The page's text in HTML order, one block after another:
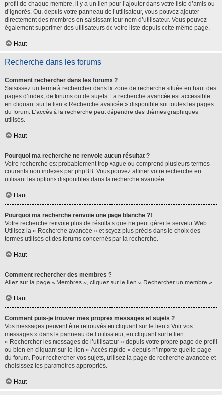
profil de chaque membre, il y a un lien pour l’ajouter dans votre liste d’amis ou
d’ignorés. Ou, depuis votre panneau de l’utilisateur, vous pouvez ajouter
directement des membres en saisissant leur nom d’utilisateur. Vous pouvez
également supprimer des utilisateurs de votre liste depuis cette même page.
Haut
Recherche dans les forums
Comment rechercher dans les forums ?
Saisissez un terme à rechercher dans la zone de recherche située en haut des
pages d’index, de forums ou de sujets. La recherche avancée est accessible
en cliquant sur le lien « Recherche avancée » disponible sur toutes les pages
du forum. L’accès à la recherche peut dépendre des thèmes graphiques
utilisés.
Haut
Pourquoi ma recherche ne renvoie aucun résultat ?
Votre recherche est probablement trop vague ou comprend plusieurs termes
courants non indexés par phpBB. Vous pouvez affiner votre recherche en
utilisant les options disponibles dans la recherche avancée.
Haut
Pourquoi ma recherche renvoie une page blanche ?!
Votre recherche renvoie plus de résultats que ne peut gérer le serveur Web.
Utilisez la « Recherche avancée » et soyez plus précis dans le choix des
termes utilisés et des forums concernés par la recherche.
Haut
Comment rechercher des membres ?
Allez sur la page « Membres », cliquez sur le lien « Rechercher un membre ».
Haut
Comment puis-je trouver mes propres messages et sujets ?
Vos messages peuvent être retrouvés en cliquant sur le lien « Voir vos
messages » dans le panneau de l’utilisateur, en cliquant sur le lien
« Rechercher les messages de l’utilisateur » depuis votre propre page de profil
ou bien en cliquant sur le lien « Accès rapide » depuis n’importe quelle page
du forum. Pour rechercher vos sujets, utilisez la page de recherche avancée et
choisissez les paramètres appropriés.
Haut